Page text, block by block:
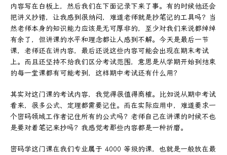
内容写在白板上，然后我们在下面记录下来了事。有的时候他还会
把讲义抄错，让我感到很纳闷，难道老师就是抄笔记的工具吗？当
然老师本身的知识能力应该是无可厚非的，至少对我们来说都绰绰
有余了，但讲课的水平和理念都让人感到不解。今天是最后一节
课，老师还在讲内容，最后还说这些内容可能会出现在期末考试
上。而且还坚持不给我们区分考试范围，意思是从学期开始到结束
的每一堂课都有可能考到，这样期中考试还有什么用？
其实对这门课的考试内容，我觉得很值得商榷。比如说从期中考试
看来，很多公式、定理都需要记住。而在实际应用中，难道要求一
个密码领域工作者记住所有的公式吗？老师自己在讲课的时候不也
是要对着笔记来抄吗？我感觉考那些内容都是一种折磨。
密码学这门课在我们专业属于 4000 等级的课，也就是一般放在最